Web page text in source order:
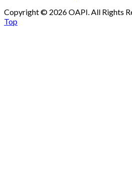
Copyright © 2026 OAPI. All Rights
Top